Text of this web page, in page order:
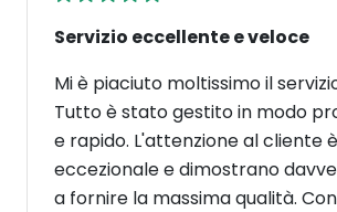
Servizio eccellente e veloce
Mi è piaciuto moltissimo il
Tutto è stato gestito in modo
e rapido. L'attenzione al cliente è
eccezionale e dimostrano
a fornire la massima qualità.